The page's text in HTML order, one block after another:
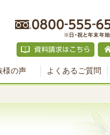
様の声 よくあるご質問